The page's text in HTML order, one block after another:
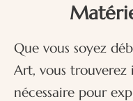
Que vous soyez
Art, vous
nécessaire pour